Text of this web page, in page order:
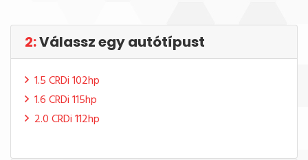
2:Válassz egy autótípust
1.5 CRDi 102hp
1.6 CRDi 115hp
2.0 CRDi 112hp